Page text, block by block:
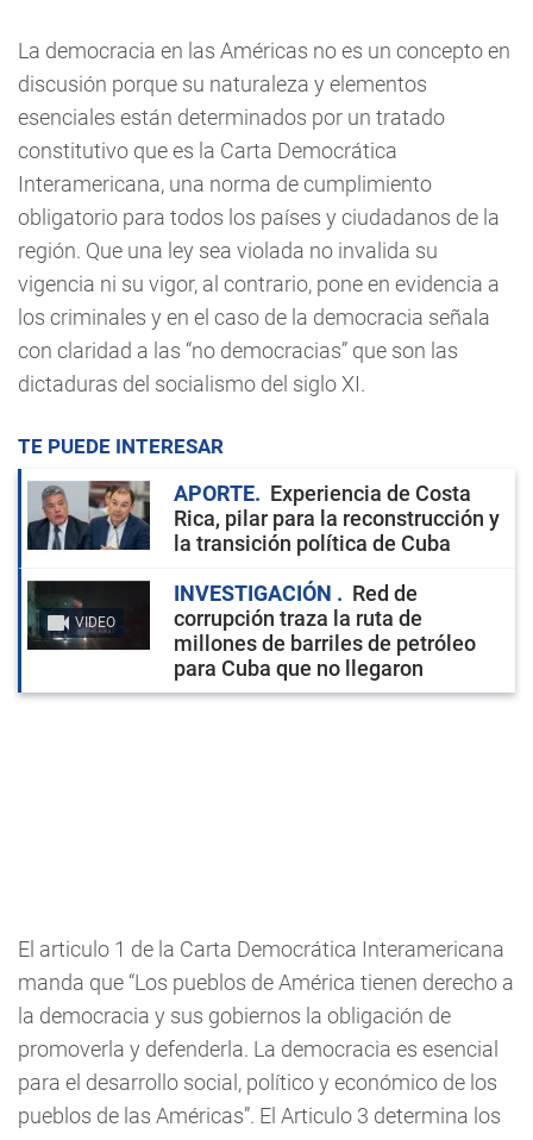
La democracia en las Américas no es un concepto en
discusión porque su naturaleza y elementos
esenciales están determinados por un tratado
constitutivo que es la Carta Democrática
Interamericana, una norma de cumplimiento
obligatorio para todos los países y ciudadanos de la
región. Que una ley sea violada no invalida su
vigencia ni su vigor, al contrario, pone en evidencia a
los criminales y en el caso de la democracia señala
con claridad a las “no democracias” que son las
dictaduras del socialismo del siglo XI.
TE PUEDE INTERESAR
APORTE
Experiencia de Costa
Rica, pilar para la reconstrucción y
la transición política de Cuba
VIDEO
INVESTIGACIÓN
Red de
corrupción traza la ruta de
millones de barriles de petróleo
para Cuba que no llegaron
El articulo 1 de la Carta Democrática Interamericana
manda que “Los pueblos de América tienen derecho a
la democracia y sus gobiernos la obligación de
promoverla y defenderla. La democracia es esencial
para el desarrollo social, político y económico de los
pueblos de las Américas”. El Articulo 3 determina los